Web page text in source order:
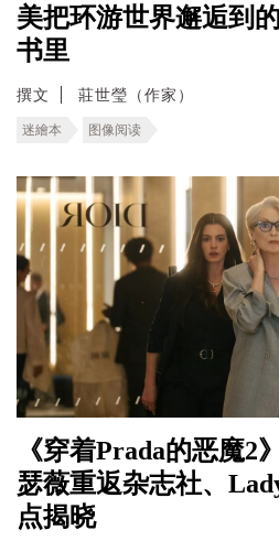
美把环游世界邂逅到
书里
撰文 莊世瑩（作家）
迷繪本 图像阅读
《穿着Prada的恶魔2
瑟薇重返杂志社、
点揭晓